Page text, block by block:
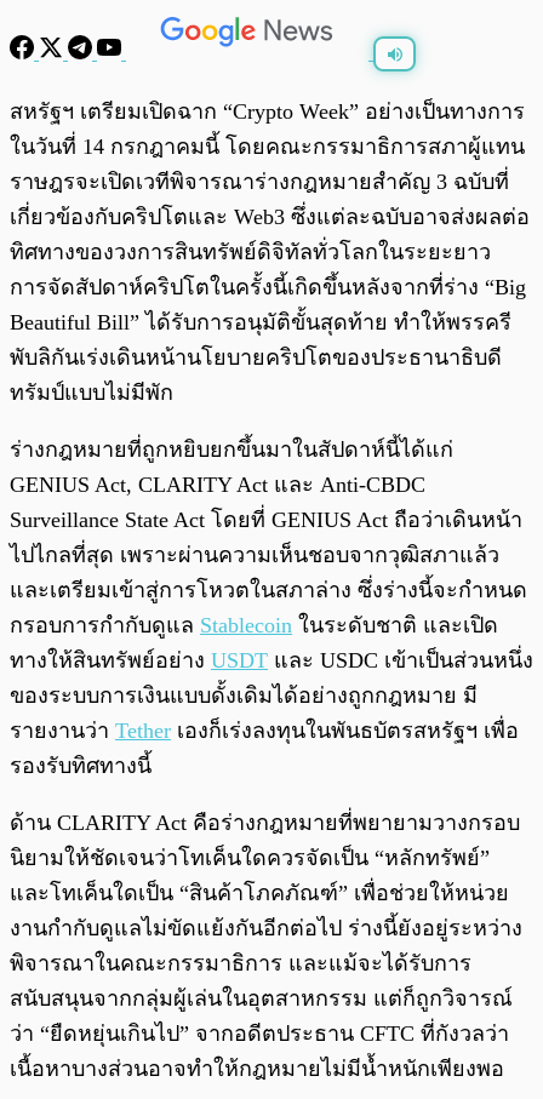
พร้อมเล่น 0:00
สหรัฐฯ เตรียมเปิดฉาก “Crypto Week” อย่างเป็นทางการ
ในวันที่ 14 กรกฎาคมนี้ โดยคณะกรรมาธิการสภาผู้แทน
ราษฎรจะเปิดเวทีพิจารณาร่างกฎหมายสำคัญ 3 ฉบับที่
เกี่ยวข้องกับคริปโตและ Web3 ซึ่งแต่ละฉบับอาจส่งผลต่อ
ทิศทางของวงการสินทรัพย์ดิจิทัลทั่วโลกในระยะยาว
การจัดสัปดาห์คริปโตในครั้งนี้เกิดขึ้นหลังจากที่ร่าง “Big
Beautiful Bill” ได้รับการอนุมัติขั้นสุดท้าย ทำให้พรรครี
พับลิกันเร่งเดินหน้านโยบายคริปโตของประธานาธิบดี
ทรัมป์แบบไม่มีพัก
ร่างกฎหมายที่ถูกหยิบยกขึ้นมาในสัปดาห์นี้ได้แก่
GENIUS Act, CLARITY Act และ Anti-CBDC
Surveillance State Act โดยที่ GENIUS Act ถือว่าเดินหน้า
ไปไกลที่สุด เพราะผ่านความเห็นชอบจากวุฒิสภาแล้ว
และเตรียมเข้าสู่การโหวตในสภาล่าง ซึ่งร่างนี้จะกำหนด
กรอบการกำกับดูแล Stablecoin ในระดับชาติ และเปิด
ทางให้สินทรัพย์อย่าง USDT และ USDC เข้าเป็นส่วนหนึ่ง
ของระบบการเงินแบบดั้งเดิมได้อย่างถูกกฎหมาย มี
รายงานว่า Tether เองก็เร่งลงทุนในพันธบัตรสหรัฐฯ เพื่อ
รองรับทิศทางนี้
ด้าน CLARITY Act คือร่างกฎหมายที่พยายามวางกรอบ
นิยามให้ชัดเจนว่าโทเค็นใดควรจัดเป็น “หลักทรัพย์”
และโทเค็นใดเป็น “สินค้าโภคภัณฑ์” เพื่อช่วยให้หน่วย
งานกำกับดูแลไม่ขัดแย้งกันอีกต่อไป ร่างนี้ยังอยู่ระหว่าง
พิจารณาในคณะกรรมาธิการ และแม้จะได้รับการ
สนับสนุนจากกลุ่มผู้เล่นในอุตสาหกรรม แต่ก็ถูกวิจารณ์
ว่า “ยืดหยุ่นเกินไป” จากอดีตประธาน CFTC ที่กังวลว่า
เนื้อหาบางส่วนอาจทำให้กฎหมายไม่มีน้ำหนักเพียงพอ